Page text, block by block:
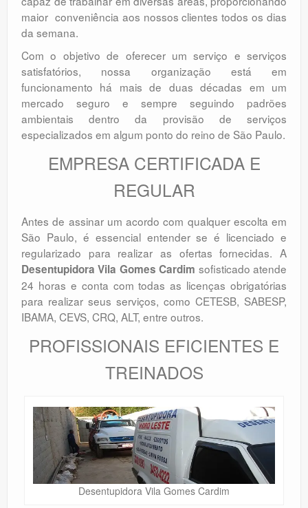
maior conveniência aos nossos clientes todos os dias
da semana.
Com o objetivo de oferecer um serviço e serviços
satisfatórios, nossa organização está em
funcionamento há mais de duas décadas em um
mercado seguro e sempre seguindo padrões
ambientais dentro da provisão de serviços
especializados em algum ponto do reino de São Paulo.
EMPRESA CERTIFICADA E
REGULAR
Antes de assinar um acordo com qualquer escolta em
São Paulo, é essencial entender se é licenciado e
regularizado para realizar as ofertas fornecidas. A
Desentupidora Vila Gomes Cardim sofisticado atende
24 horas e conta com todas as licenças obrigatórias
para realizar seus serviços, como CETESB, SABESP,
IBAMA, CEVS, CRQ, ALT, entre outros.
PROFISSIONAIS EFICIENTES E
TREINADOS
Desentupidora Vila Gomes Cardim